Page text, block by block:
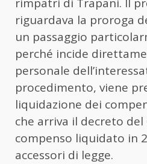
rimpatri di Trapani. Il
riguardava la proroga
un passaggio
perché incide
personale
procedimento, viene
liquidazione dei
che arriva il decreto del
compenso liquidato in
accessori di legge.